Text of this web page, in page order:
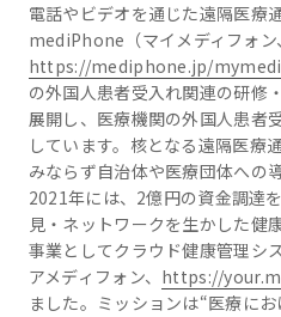
電話やビデオを通じた遠隔医療
mediPhone（マイメディフォン、
https://mediphone.jp/
の外国人患者受入れ関連の研修
展開し、医療機関の外国人患者
しています。核となる遠隔医療
みならず自治体や医療団体への
2021年には、2億円の資金調達
見・ネットワークを生かした健
事業としてクラウド健康管理
アメディフォン、 https://
ました。ミッションは“医療にお